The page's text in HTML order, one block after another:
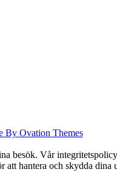
By Ovation Themes
besök. Vår
hantera och skydda dina